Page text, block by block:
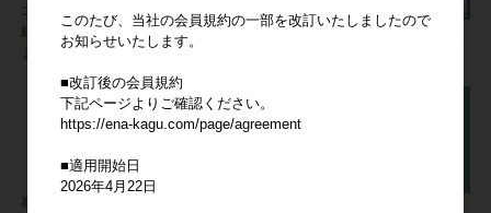
エコロファニチャーの"強み"をご
紹介。他の家具卸サイトとは違い
ます！
事業者の方の家具の仕入れには決
このたび、当社の会員規約の一部を改訂いたしましたので
お知らせいたします。
■改訂後の会員規約
下記ページよりご確認ください。
https://ena-kagu.com/page/agreement
■適用開始日
2026年4月22日